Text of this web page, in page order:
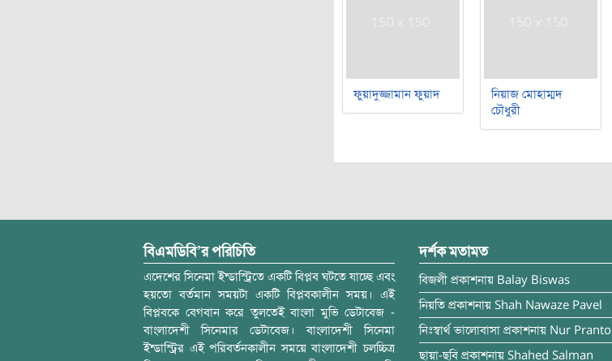
ফুয়াদুজ্জামান ফুয়াদ
নিয়াজ মোহাম্মদ
চৌধুরী
বিএমডিবি’র পরিচিতি
এদেশের সিনেমা ইন্ডাস্ট্রিতে একটি বিপ্লব ঘটতে যাচ্ছে এবং
হয়তো বর্তমান সময়টা একটি বিপ্লবকালীন সময়। এই
বিপ্লবকে বেগবান করে তুলতেই বাংলা মুভি ডেটাবেজ -
বাংলাদেশী সিনেমার ডেটাবেজ। বাংলাদেশী সিনেমা
ইন্ডাস্ট্রির এই পরিবর্তনকালীন সময়ে বাংলাদেশী চলচ্চিত্র
দর্শক মতামত
বিজলী প্রকাশনায় Balay Biswas
নিয়তি প্রকাশনায় Shah Nawaze Pavel
নিঃস্বার্থ ভালোবাসা প্রকাশনায় Nur Pranto
ছায়া-ছবি প্রকাশনায় Shahed Salman